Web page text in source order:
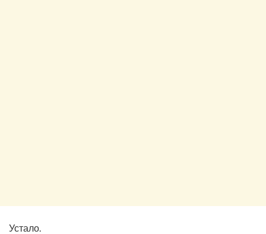
Устало.